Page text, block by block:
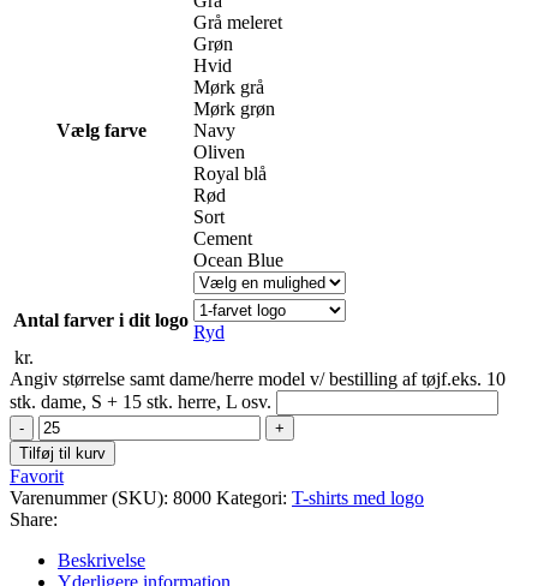
Vælg farve
Grå meleret
Grøn
Hvid
Mørk grå
Mørk grøn
Navy
Oliven
Royal blå
Rød
Sort
Cement
Ocean Blue
Antal farver i dit logo
Ryd
kr.
Angiv størrelse samt dame/herre model v/ bestilling af tøjf.eks. 10
stk. dame, S + 15 stk. herre, L osv.
T-
shirt
med
logo
tryk,
model
Sof
Tee,
Tilføj til kurv
Favorit
Varenummer (SKU): 8000 Kategori: T-shirts med logo
Share:
Beskrivelse
Yderligere information